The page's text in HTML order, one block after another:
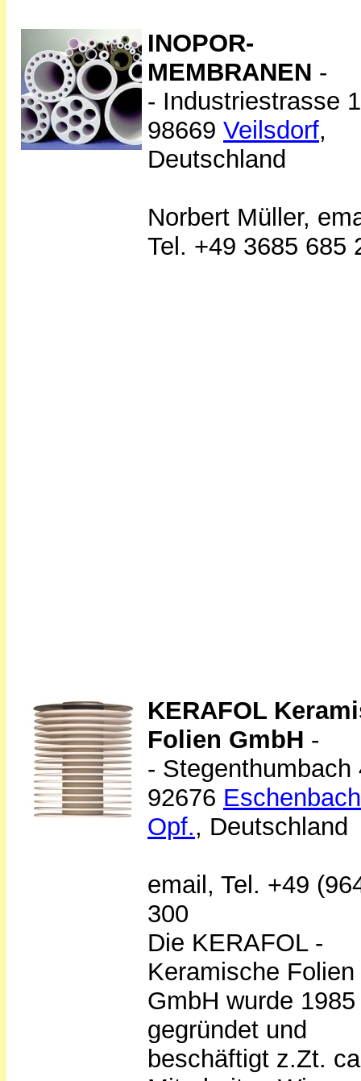
INOPOR-
MEMBRANEN -
- Industriestrasse
98669 Veilsdorf,
Deutschland
Norbert Müller,
Tel. +49 3685 685
KERAFOL
Folien GmbH -
- Stegenthumbach
92676
Opf., Deutschland
email, Tel. +49
300
Die KERAFOL -
Keramische Folien
GmbH wurde 1985
gegründet und
beschäftigt z.Zt.